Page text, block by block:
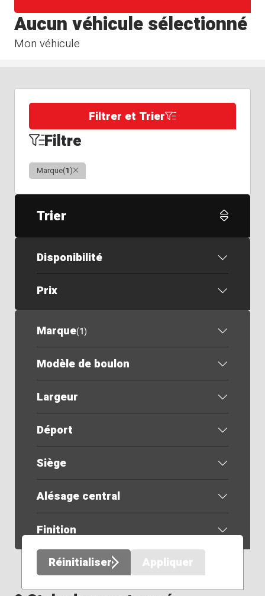
Mon véhicule
Aucun véhicule sélectionné
Filtrer et Trier
Filtre
Marque(1)Clair
Trier
Disponibilité
Prix
Marque(1)
Modèle de boulon
Largeur
Déport
Siège
Alésage central
Finition
Réinitialiser
Appliquer